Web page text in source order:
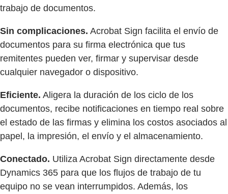
trabajo de documentos.
Sin complicaciones. Acrobat Sign facilita el envío de
documentos para su firma electrónica que tus
remitentes pueden ver, firmar y supervisar desde
cualquier navegador o dispositivo.
Eficiente. Aligera la duración de los ciclo de los
documentos, recibe notificaciones en tiempo real sobre
el estado de las firmas y elimina los costos asociados al
papel, la impresión, el envío y el almacenamiento.
Conectado. Utiliza Acrobat Sign directamente desde
Dynamics 365 para que los flujos de trabajo de tu
equipo no se vean interrumpidos. Además, los